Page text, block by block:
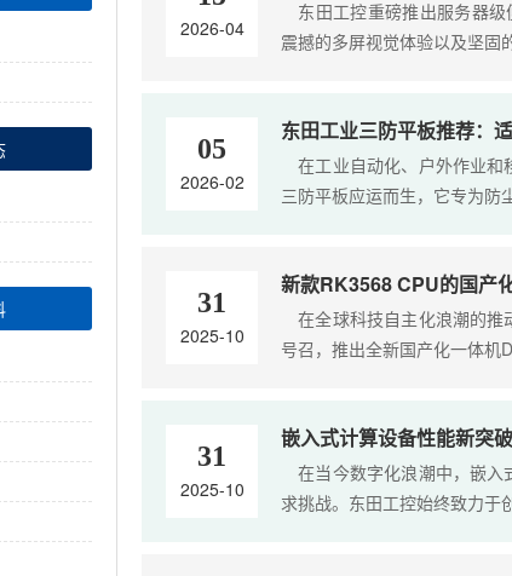
2026-04
东田工控重磅推出服务器级
震撼的多屏视觉体验以及坚固
05
2026-02
东田工业三防平板推荐：
在工业自动化、户外作业和
三防平板应运而生，它专为防
31
2025-10
新款RK3568 CPU的国产
在全球科技自主化浪潮的推
号召，推出全新国产化一体机
31
2025-10
嵌入式计算设备性能新突
在当今数字化浪潮中，嵌入
求挑战。东田工控始终致力于